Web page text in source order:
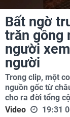
Bất ngờ
trăn gồng
người
người
Trong clip, một
nguồn gốc từ
cho ra đời tổng
Video
19:31